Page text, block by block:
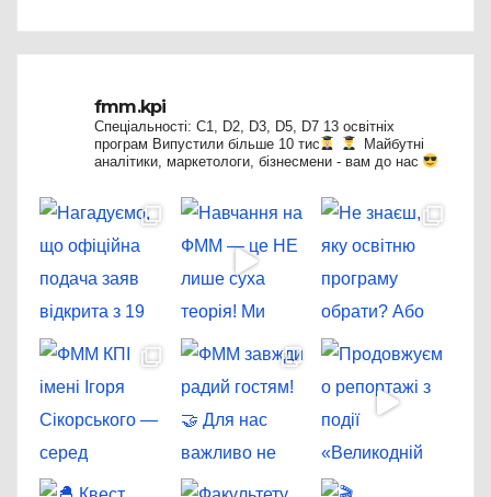
fmm.kpi
Спеціальності: C1, D2, D3, D5, D7 13 освітніх
програм Випустили більше 10 тис
Майбутні
аналітики, маркетологи, бізнесмени - вам до нас